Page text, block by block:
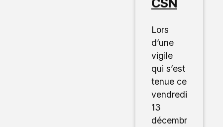
Lors
d’une
vigile
qui s’est
tenue ce
vendredi
13
décembr